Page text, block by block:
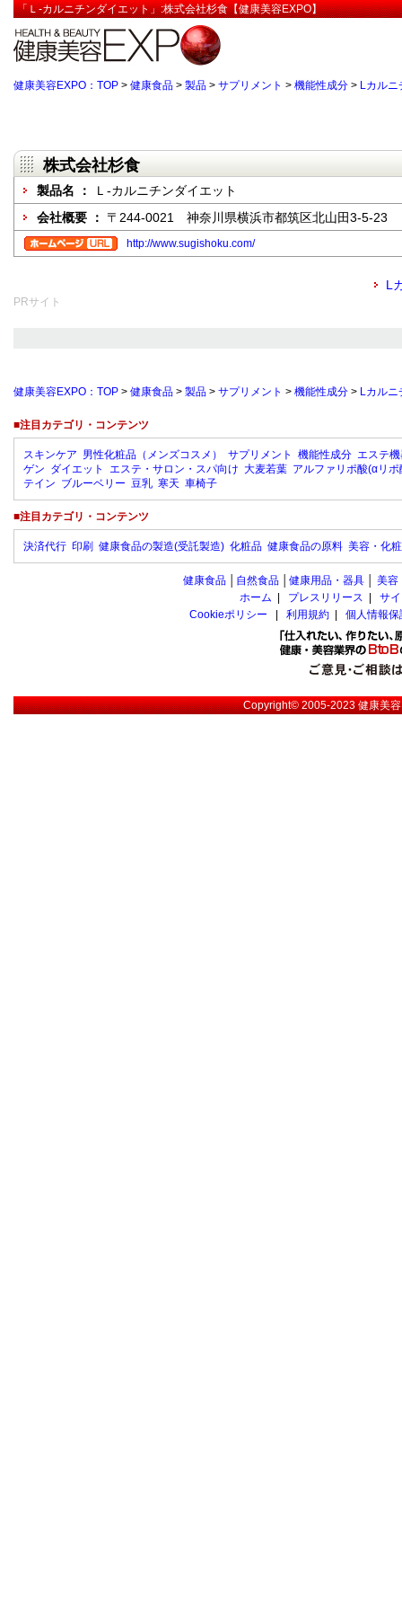
「Ｌ-カルニチンダイエット」:株式会社杉食【健康美容EXPO】
健康美容EXPO：TOP > 健康食品 > 製品 > サプリメント > 機能性成分 > Lカルニ
株式会社杉食
製品名 ：
Ｌ-カルニチンダイエット
会社概要 ： 〒244-0021 神奈川県横浜市都筑区北山田3-5-23
http://www.sugishoku.com/
L
PRサイト
健康美容EXPO：TOP > 健康食品 > 製品 > サプリメント > 機能性成分 > Lカルニ
■注目カテゴリ・コンテンツ
スキンケア 男性化粧品（メンズコスメ） サプリメント 機能性成分 エステ
ゲン ダイエット エステ・サロン・スパ向け 大麦若葉 アルファリポ酸(αリポ
テイン ブルーベリー 豆乳 寒天 車椅子
■注目カテゴリ・コンテンツ
決済代行 印刷 健康食品の製造(受託製造) 化粧品 健康食品の原料 美容・化
健康食品 自然食品 健康用品・器具 美容
ホーム
プレスリリース
サ
Cookieポリシー
利用規約 個人情報
Copyright© 2005-2023健康美